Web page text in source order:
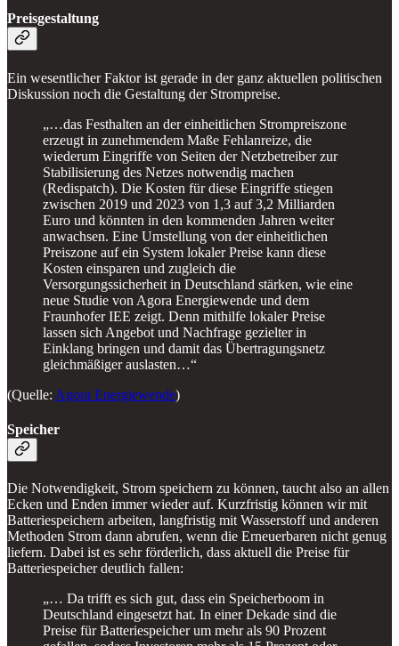
Preisgestaltung
Ein wesentlicher Faktor ist gerade in der ganz aktuellen politischen
Diskussion noch die Gestaltung der Strompreise.
„…das Festhalten an der einheitlichen Strompreiszone
erzeugt in zunehmendem Maße Fehlanreize, die
wiederum Eingriffe von Seiten der Netzbetreiber zur
Stabilisierung des Netzes notwendig machen
(Redispatch). Die Kosten für diese Eingriffe stiegen
zwischen 2019 und 2023 von 1,3 auf 3,2 Milliarden
Euro und könnten in den kommenden Jahren weiter
anwachsen. Eine Umstellung von der einheitlichen
Preiszone auf ein System lokaler Preise kann diese
Kosten einsparen und zugleich die
Versorgungssicherheit in Deutschland stärken, wie eine
neue Studie von Agora Energiewende und dem
Fraunhofer IEE zeigt. Denn mithilfe lokaler Preise
lassen sich Angebot und Nachfrage gezielter in
Einklang bringen und damit das Übertragungsnetz
gleichmäßiger auslasten…“
(Quelle: Agora Energiewende)
Speicher
Die Notwendigkeit, Strom speichern zu können, taucht also an allen
Ecken und Enden immer wieder auf. Kurzfristig können wir mit
Batteriespeichern arbeiten, langfristig mit Wasserstoff und anderen
Methoden Strom dann abrufen, wenn die Erneuerbaren nicht genug
liefern. Dabei ist es sehr förderlich, dass aktuell die Preise für
Batteriespeicher deutlich fallen:
„… Da trifft es sich gut, dass ein Speicherboom in
Deutschland eingesetzt hat. In einer Dekade sind die
Preise für Batteriespeicher um mehr als 90 Prozent